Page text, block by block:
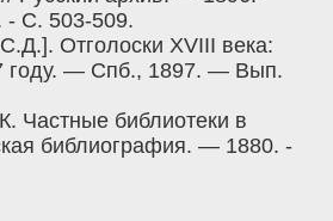
- С. 503-509.
Отголоски XVIII века:
году. — Спб., 1897. — Вып.
Частные библиотеки в
библиография. — 1880. -